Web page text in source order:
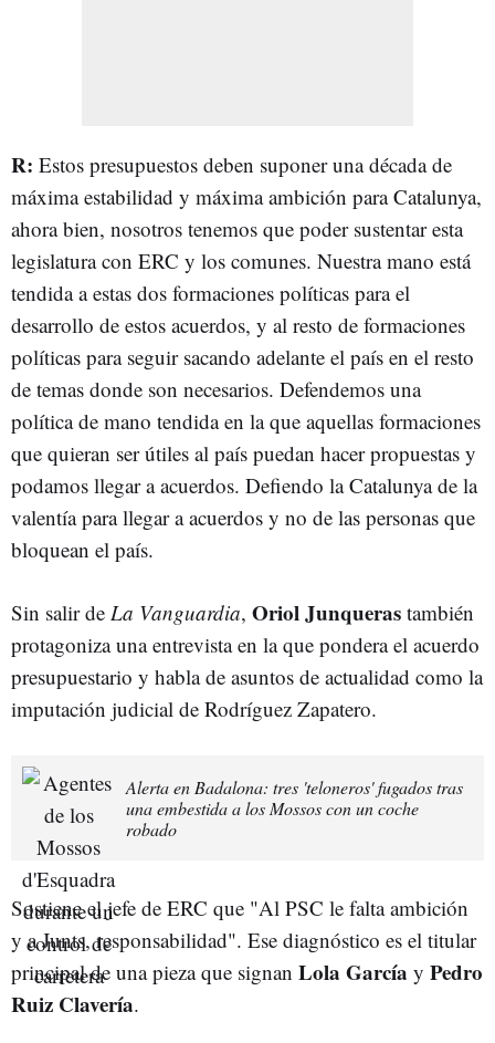
R: Estos presupuestos deben suponer una década de
máxima estabilidad y máxima ambición para Catalunya,
ahora bien, nosotros tenemos que poder sustentar esta
legislatura con ERC y los comunes. Nuestra mano está
tendida a estas dos formaciones políticas para el
desarrollo de estos acuerdos, y al resto de formaciones
políticas para seguir sacando adelante el país en el resto
de temas donde son necesarios. Defendemos una
política de mano tendida en la que aquellas formaciones
que quieran ser útiles al país puedan hacer propuestas y
podamos llegar a acuerdos. Defiendo la Catalunya de la
valentía para llegar a acuerdos y no de las personas que
bloquean el país.
Sin salir de La Vanguardia, Oriol Junqueras también
protagoniza una entrevista en la que pondera el acuerdo
presupuestario y habla de asuntos de actualidad como la
imputación judicial de Rodríguez Zapatero.
Alerta en Badalona: tres 'teloneros' fugados tras
una embestida a los Mossos con un coche
robado
Sostiene el jefe de ERC que "Al PSC le falta ambición
y a Junts, responsabilidad". Ese diagnóstico es el titular
principal de una pieza que signan Lola García y Pedro
Ruiz Clavería.